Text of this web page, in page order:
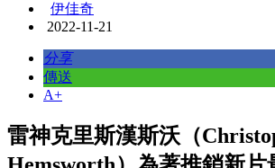
伊佳奇
2022-11-21
分享
傳送
A+
雷神克里斯漢斯沃（